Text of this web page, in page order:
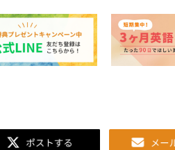
Email